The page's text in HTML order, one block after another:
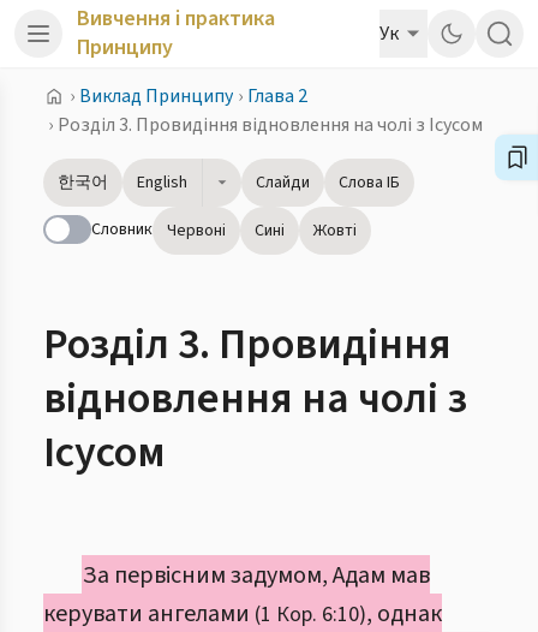
Вивчення і практика
Принципу
Ук
› Виклад Принципу › Глава 2
› Розділ 3. Провидіння відновлення на чолі з Ісусом
한국어 English Слайди
Слова ІБ
Словник Червоні Сині Жовті
Розділ 3. Провидіння
відновлення на чолі з
Ісусом
За первісним задумом, Адам мав
керувати ангелами (1 Кор. 6:10), однак